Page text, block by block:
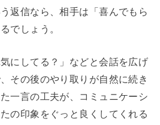
返信なら、相手は「喜んでもら
でしょう。
にしてる？」などと会話を広げ
その後のやり取りが自然に続き
一言の工夫が、コミュニケーシ
の印象をぐっと良くしてくれる